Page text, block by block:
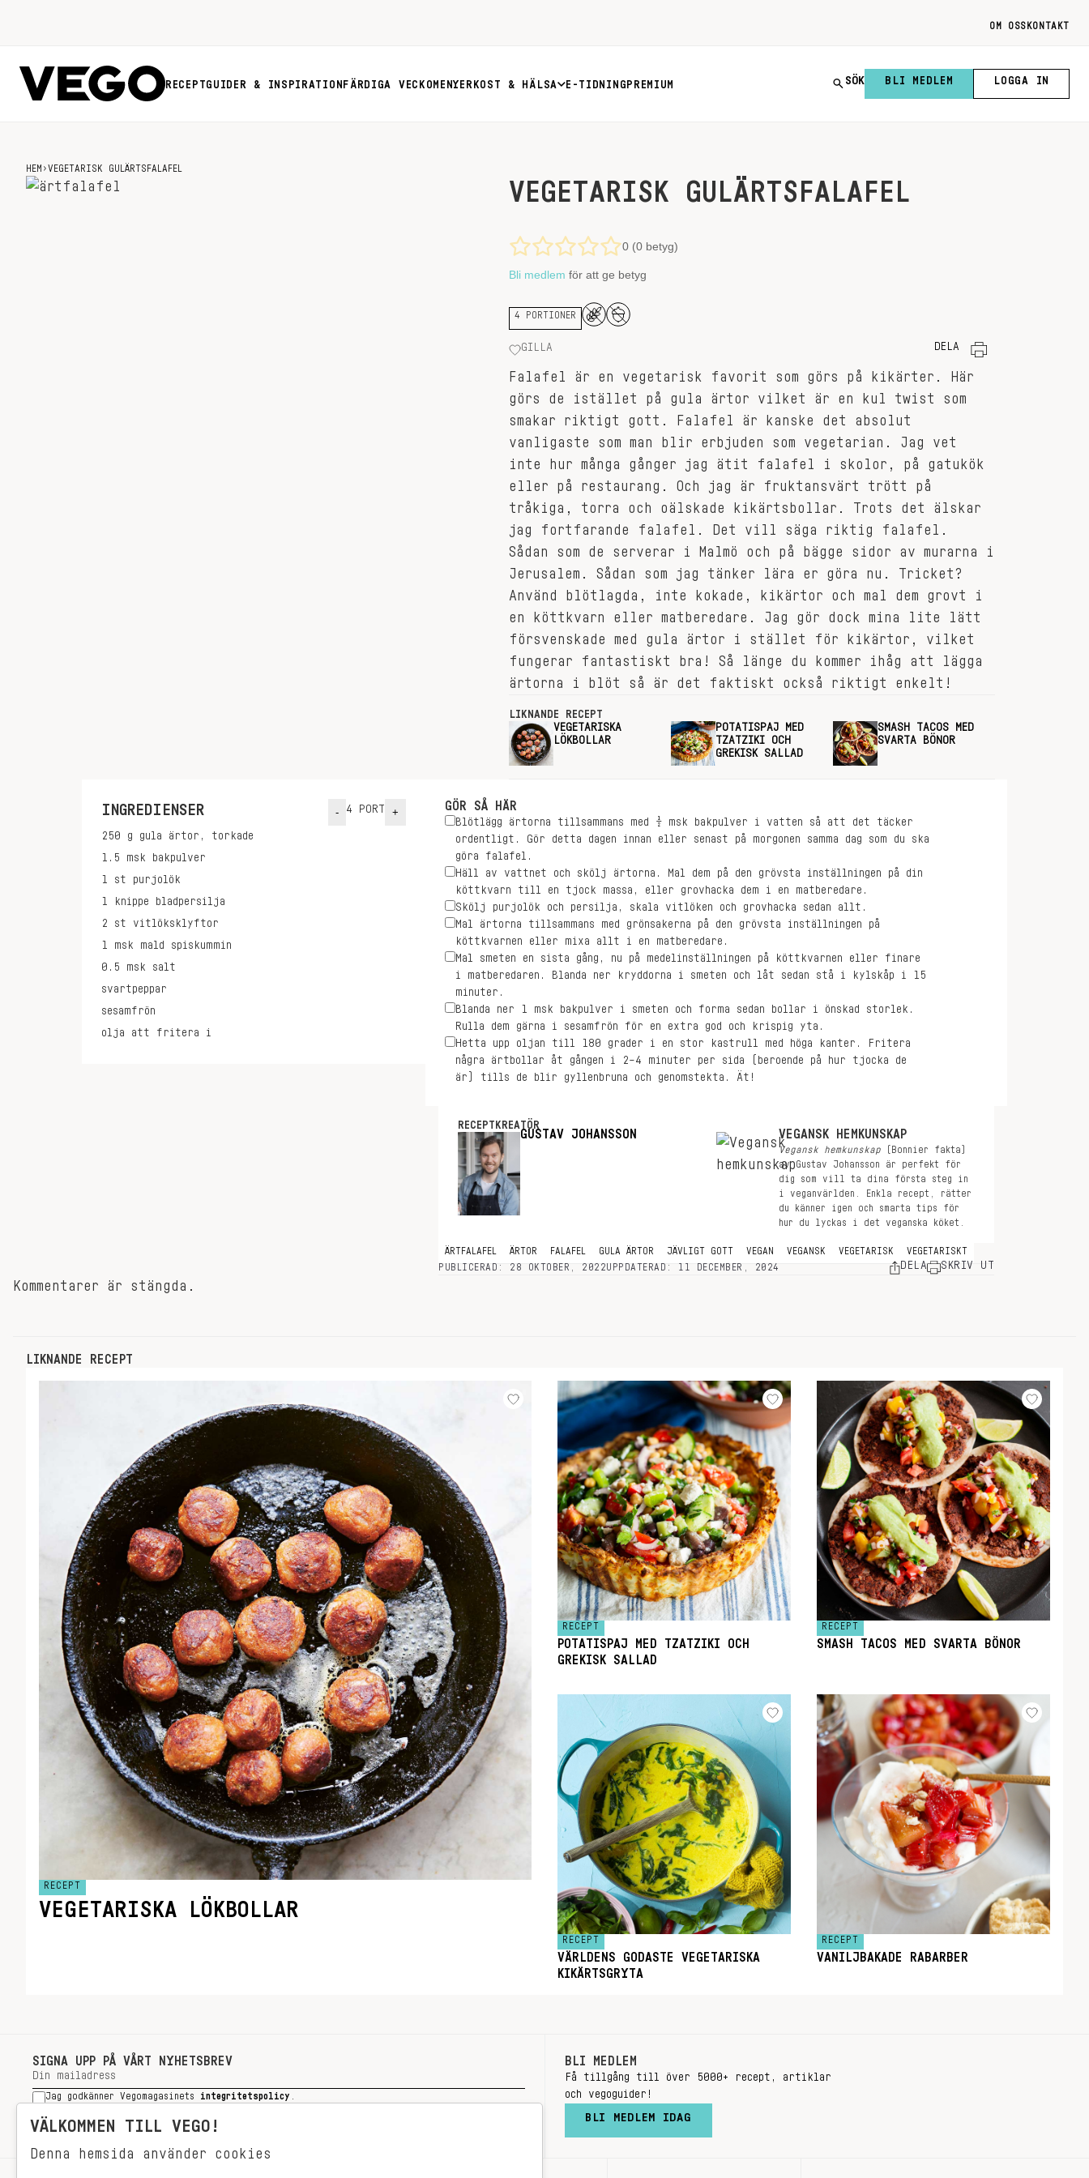
OM OSS KONTAKT
RECEPTGUIDER & INSPIRATION FÄRDIGA VECKOMENYER KOST & HÄLSA E-TIDNING PREMIUM SÖK BLI MEDLEM LOGGA IN
HEM ›VEGETARISK GULÄRTSFALAFEL
VEGETARISK GULÄRTSFALAFEL
0 (0 betyg)
Bli medlem för att ge betyg
4 PORTIONER
GILLA DELA
Falafel är en vegetarisk favorit som görs på kikärter. Här
görs de istället på gula ärtor vilket är en kul twist som
smakar riktigt gott. Falafel är kanske det absolut
vanligaste som man blir erbjuden som vegetarian. Jag vet
inte hur många gånger jag ätit falafel i skolor, på gatukök
eller på restaurang. Och jag är fruktansvärt trött på
tråkiga, torra och oälskade kikärtsbollar. Trots det älskar
jag fortfarande falafel. Det vill säga riktig falafel.
Sådan som de serverar i Malmö och på bägge sidor av murarna i
Jerusalem. Sådan som jag tänker lära er göra nu. Tricket?
Använd blötlagda, inte kokade, kikärtor och mal dem grovt i
en köttkvarn eller matberedare. Jag gör dock mina lite lätt
försvenskade med gula ärtor i stället för kikärtor, vilket
fungerar fantastiskt bra! Så länge du kommer ihåg att lägga
ärtorna i blöt så är det faktiskt också riktigt enkelt!
LIKNANDE RECEPT
VEGETARISKA
LÖKBOLLAR
POTATISPAJ MED
TZATZIKI OCH
GREKISK SALLAD
SMASH TACOS MED
SVARTA BÖNOR
INGREDIENSER - 4 PORT +
250 g
gula ärtor, torkade
1.5 msk
bakpulver
1 st
purjolök
1
knippe
bladpersilja
2 st
vitlöksklyftor
1 msk
mald spiskummin
0.5 msk
salt
svartpeppar
sesamfrön
olja att fritera i
GÖR SÅ HÄR
Blötlägg ärtorna tillsammans med ½ msk bakpulver i vatten så att det täcker
ordentligt. Gör detta dagen innan eller senast på morgonen samma dag som du ska
göra falafel.
Häll av vattnet och skölj ärtorna. Mal dem på den grövsta inställningen på din
köttkvarn till en tjock massa, eller grovhacka dem i en matberedare.
Skölj purjolök och persilja, skala vitlöken och grovhacka sedan allt.
Mal ärtorna tillsammans med grönsakerna på den grövsta inställningen på
köttkvarnen eller mixa allt i en matberedare.
Mal smeten en sista gång, nu på medelinställningen på köttkvarnen eller finare
i matberedaren. Blanda ner kryddorna i smeten och låt sedan stå i kylskåp i 15
minuter.
Blanda ner 1 msk bakpulver i smeten och forma sedan bollar i önskad storlek.
Rulla dem gärna i sesamfrön för en extra god och krispig yta.
Hetta upp oljan till 180 grader i en stor kastrull med höga kanter. Fritera
några ärtbollar åt gången i 2–4 minuter per sida (beroende på hur tjocka de
är) tills de blir gyllenbruna och genomstekta. Ät!
RECEPTKREATÖR
GUSTAV JOHANSSON VEGANSK HEMKUNSKAP
Vegansk hemkunskap (Bonnier fakta)
av Gustav Johansson är perfekt för
dig som vill ta dina första steg in
i veganvärlden. Enkla recept, rätter
du känner igen och smarta tips för
hur du lyckas i det veganska köket.
ÄRTFALAFEL ÄRTOR FALAFEL GULA ÄRTOR JÄVLIGT GOTT VEGAN VEGANSK VEGETARISK
VEGETARISKT
PUBLICERAD: 28 OKTOBER, 2022UPPDATERAD: 11 DECEMBER, 2024 DELA SKRIV UT
Kommentarer är stängda.
LIKNANDE RECEPT
RECEPT
VEGETARISKA LÖKBOLLAR
RECEPT
POTATISPAJ MED TZATZIKI OCH
GREKISK SALLAD
RECEPT
SMASH TACOS MED SVARTA BÖNOR
RECEPT
VÄRLDENS GODASTE VEGETARISKA
KIKÄRTSGRYTA
RECEPT
VANILJBAKADE RABARBER
SIGNA UPP PÅ VÅRT NYHETSBREV
Jag godkänner Vegomagasinets integritetspolicy
SIGNA UPP
BLI MEDLEM
Få tillgång till över 5000+ recept, artiklar
och vegoguider!
BLI MEDLEM IDAG
VÄLKOMMEN TILL VEGO!
Denna hemsida använder cookies